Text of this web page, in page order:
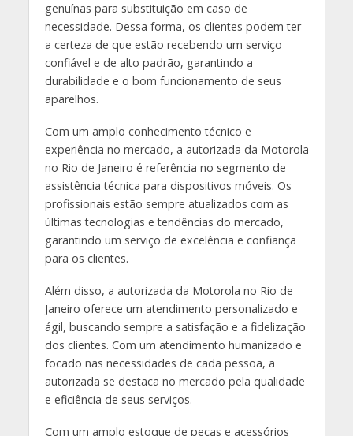
genuínas para substituição em caso de
necessidade. Dessa forma, os clientes podem ter
a certeza de que estão recebendo um serviço
confiável e de alto padrão, garantindo a
durabilidade e o bom funcionamento de seus
aparelhos.
Com um amplo conhecimento técnico e
experiência no mercado, a autorizada da Motorola
no Rio de Janeiro é referência no segmento de
assistência técnica para dispositivos móveis. Os
profissionais estão sempre atualizados com as
últimas tecnologias e tendências do mercado,
garantindo um serviço de excelência e confiança
para os clientes.
Além disso, a autorizada da Motorola no Rio de
Janeiro oferece um atendimento personalizado e
ágil, buscando sempre a satisfação e a fidelização
dos clientes. Com um atendimento humanizado e
focado nas necessidades de cada pessoa, a
autorizada se destaca no mercado pela qualidade
e eficiência de seus serviços.
Com um amplo estoque de peças e acessórios